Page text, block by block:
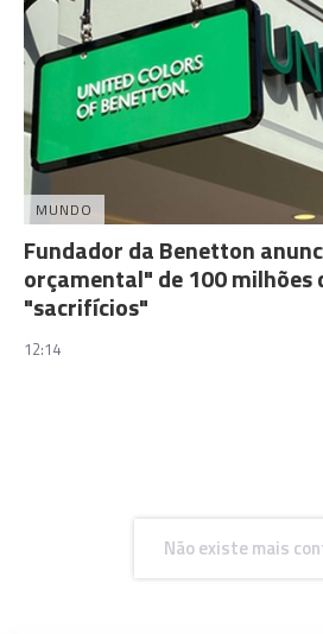
MUNDO
Fundador da Benetton
orçamental" de 100 milhões
"sacrifícios"
12:14
Não existe mais